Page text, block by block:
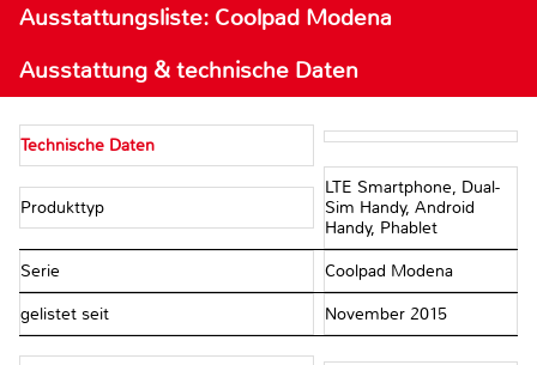
Ausstattungsliste: Coolpad Modena
Ausstattung & technische Daten
Technische Daten
Produkttyp
LTE Smartphone, Dual-
Sim Handy, Android
Handy, Phablet
Serie Coolpad Modena
gelistet seit November 2015